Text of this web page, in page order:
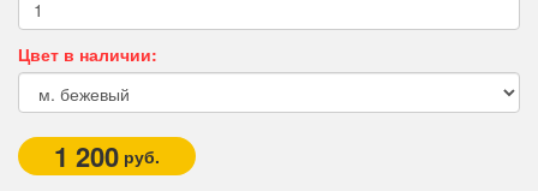
Цвет в наличии:
1 200 руб.